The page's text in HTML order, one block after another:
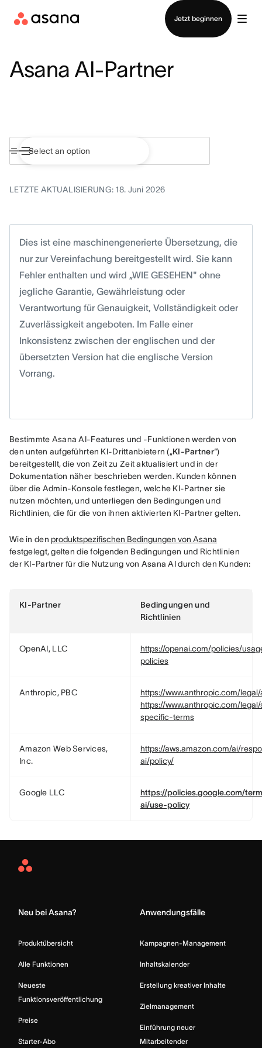
Jetzt beginnen
Vertrieb kontaktieren
Asana AI-Partner
LETZTE AKTUALISIERUNG: 18. Juni 2026
Dies ist eine maschinengenerierte Übersetzung, die
nur zur Vereinfachung bereitgestellt wird. Sie kann
Fehler enthalten und wird „WIE GESEHEN" ohne
jegliche Garantie, Gewährleistung oder
Verantwortung für Genauigkeit, Vollständigkeit oder
Zuverlässigkeit angeboten. Im Falle einer
Inkonsistenz zwischen der englischen und der
übersetzten Version hat die englische Version
Vorrang.
Bestimmte Asana AI-Features und -Funktionen werden von
den unten aufgeführten KI-Drittanbietern („KI-Partner“)
bereitgestellt, die von Zeit zu Zeit aktualisiert und in der
Dokumentation näher beschrieben werden. Kunden können
über die Admin-Konsole festlegen, welche KI-Partner sie
nutzen möchten, und unterliegen den Bedingungen und
Richtlinien, die für die von ihnen aktivierten KI-Partner gelten.
Wie in den produktspezifischen Bedingungen von Asana
festgelegt, gelten die folgenden Bedingungen und Richtlinien
der KI-Partner für die Nutzung von Asana AI durch den Kunden:
KI-Partner
Bedingungen und
Richtlinien
OpenAI, LLC
https://openai.com/policies/
policies
Anthropic, PBC
https://www.anthropic.com/
https://www.anthropic.com/
specific-terms
Amazon Web Services,
Inc.
https://aws.amazon.com/ai/
ai/policy/
Google LLC
https://policies.google.com/
ai/use-policy
Asana
Neu bei Asana?
Produktübersicht
Alle Funktionen
Neueste
Funktionsveröffentlichung
Preise
Starter-Abo
Anwendungsfälle
Kampagnen-Management
Inhaltskalender
Erstellung kreativer Inhalte
Zielmanagement
Einführung neuer
Mitarbeitender